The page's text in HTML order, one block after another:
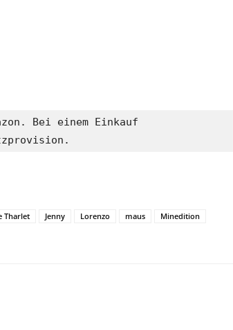
Bei einem Einkauf
Tharlet Jenny Lorenzo maus
Minedition